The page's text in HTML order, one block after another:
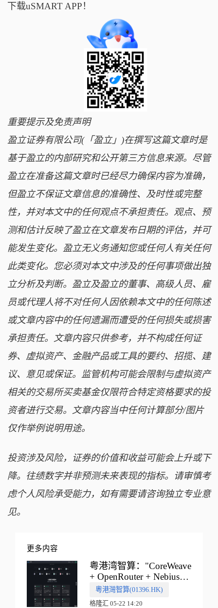
下载uSMART APP！
重要提示及免责声明
盈立证券有限公司(「盈立」)在撰写这篇文章时是
基于盈立的内部研究和公开第三方信息来源。尽管
盈立在准备这篇文章时已经尽力确保内容为准确，
但盈立不保证文章信息的准确性、及时性或完整
性，并对本文中的任何观点不承担责任。观点、预
测和估计反映了盈立在文章发布日期的评估，并可
能发生变化。盈立无义务通知您或任何人有关任何
此类变化。您必须对本文中涉及的任何事项做出独
立分析及判断。盈立及盈立的董事、高级人员、雇
员或代理人将不对任何人因依赖本文中的任何陈述
或文章内容中的任何遗漏而遭受的任何损失或损害
承担责任。文章内容只供参考，并不构成任何证
券、虚拟资产、金融产品或工具的要约、招揽、建
议、意见或保证。监管机构可能会限制与虚拟资产
相关的交易所买卖基金仅限符合特定资格要求的投
资者进行交易。文章内容当中任何计算部分/图片
仅作举例说明用途。
投资涉及风险，证券的价值和收益可能会上升或下
降。往绩数字并非预测未来表现的指标。请审慎考
虑个人风险承受能力，如有需要请咨询独立专业意
见。
更多内容
粤港湾智算："CoreWeave
+ OpenRouter + Nebius"
多向融合的中国智算新范
式
粵港灣智算(01396.HK)
格隆汇 05-22 14:20